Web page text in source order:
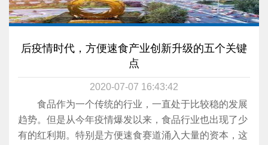
后疫情时代，方便速食产业创新升级的五个关键
点
2020-07-07 16:43:42
食品作为一个传统的行业，一直处于比较稳的发展
趋势。但是从今年疫情爆发以来，食品行业也出现了少
有的红利期。特别是方便速食赛道涌入大量的资本，这